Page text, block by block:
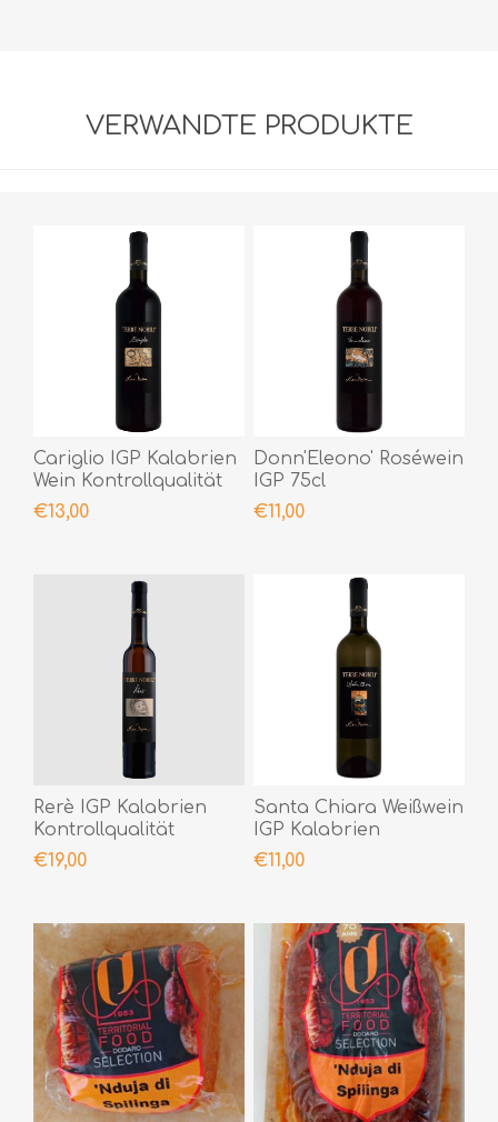
VERWANDTE PRODUKTE
Cariglio IGP Kalabrien
Wein Kontrollqualität
Top
€13,00
Donn'Eleono' Roséwein
IGP 75cl
€11,00
Rerè IGP Kalabrien
Kontrollqualität
Spitzenwein
€19,00
Santa Chiara Weißwein
IGP Kalabrien
Kontrollqualität Top
€11,00